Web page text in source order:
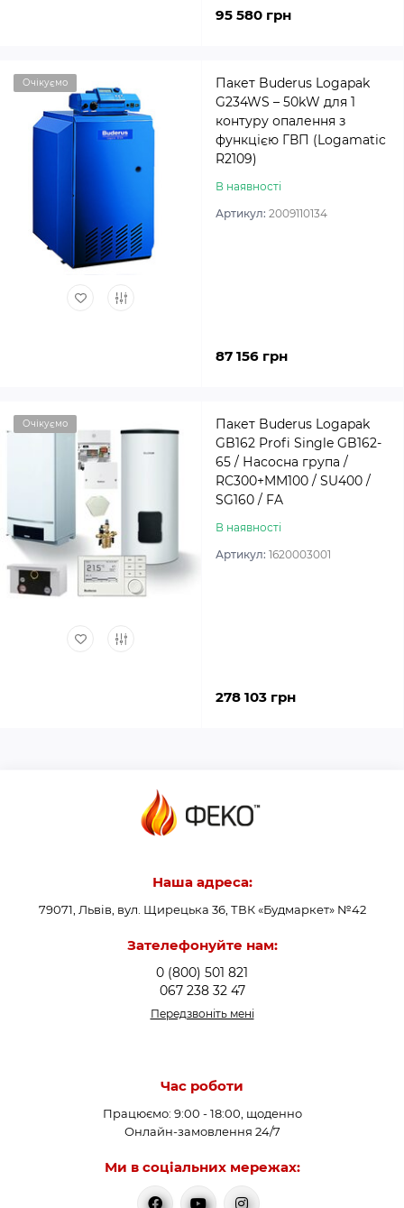
95 580 грн
Очікуємо
Пакет Buderus Logapak
G234WS – 50kW для 1
контуру опалення з
функцією ГВП (Logamatic
R2109)
В наявності
Артикул: 2009110134
87 156 грн
Очікуємо
Пакет Buderus Logapak
GB162 Profi Single GB162-
65 / Насосна група /
RC300+MM100 / SU400 /
SG160 / FA
В наявності
Артикул: 1620003001
278 103 грн
Наша адреса:
79071, Львів, вул. Щирецька 36, ТВК «Будмаркет» №42
Зателефонуйте нам:
0 (800) 501 821
067 238 32 47
Передзвоніть мені
Час роботи
Працюємо: 9:00 - 18:00, щоденно
Онлайн-замовлення 24/7
Ми в соціальних мережах: